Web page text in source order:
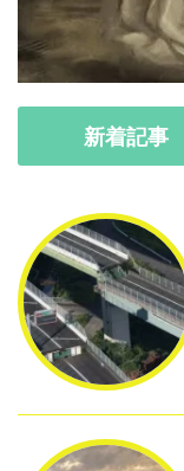
新着記事